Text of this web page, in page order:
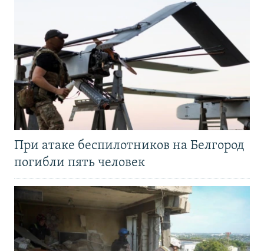
При атаке беспилотников на Белгород
погибли пять человек